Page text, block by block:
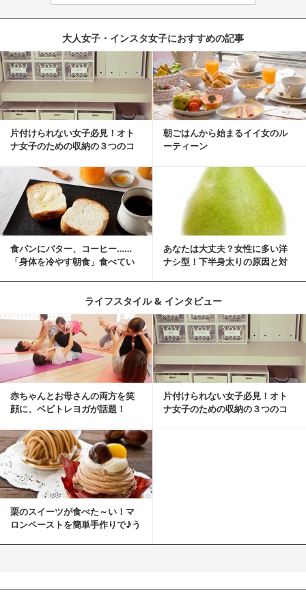
大人女子・インスタ女子におすすめの記事
片付けられない女子必見！オト
ナ女子のための収納の３つのコ
朝ごはんから始まるイイ女のル
ーティーン
食パンにバター、コーヒー……
「身体を冷やす朝食」食べてい
あなたは大丈夫？女性に多い洋
ナシ型！下半身太りの原因と対
ライフスタイル & インタビュー
赤ちゃんとお母さんの両方を笑
顔に、ベビトレヨガが話題！
片付けられない女子必見！オト
ナ女子のための収納の３つのコ
栗のスイーツが食べた～い！マ
ロンペーストを簡単手作りで♪う